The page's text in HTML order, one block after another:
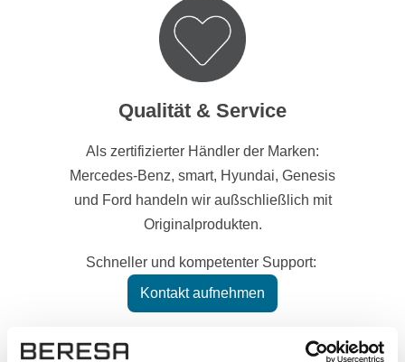
Qualität & Service
Als zertifizierter Händler der Marken:
Mercedes-Benz, smart, Hyundai, Genesis
und Ford handeln wir außschließlich mit
Originalprodukten.
Schneller und kompetenter Support:
Kontakt aufnehmen